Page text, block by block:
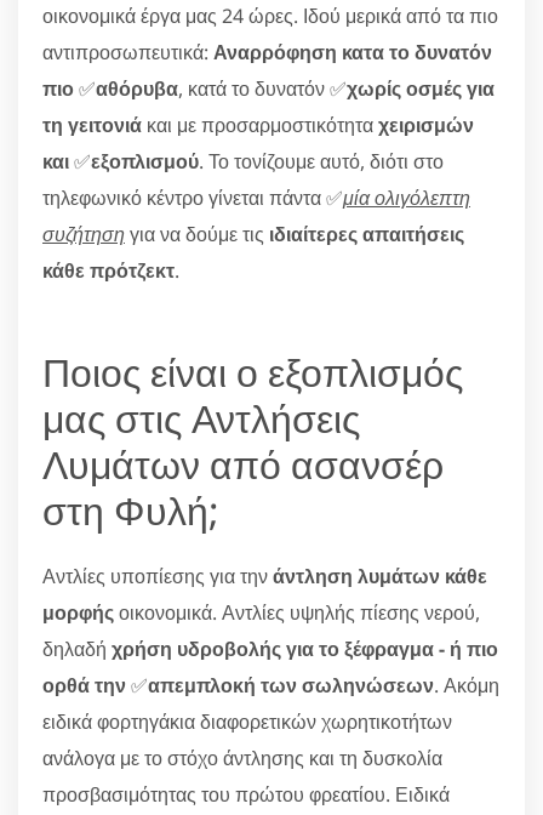
οικονομικά έργα μας 24 ώρες. Ιδού μερικά από τα πιο
αντιπροσωπευτικά: Αναρρόφηση κατα το δυνατόν
πιο✅αθόρυβα, κατά το δυνατόν ✅χωρίς οσμές για
τη γειτονιά και με προσαρμοστικότηταχειρισμών
και✅εξοπλισμού. Το τονίζουμε αυτό, διότι στο
τηλεφωνικό κέντρο γίνεται πάντα ✅μία ολιγόλεπτη
συζήτησηγια να δούμε τις ιδιαίτερες απαιτήσεις
κάθε πρότζεκτ.
Ποιος είναι ο εξοπλισμός
μας στις Αντλήσεις
Λυμάτων από ασανσέρ
στη Φυλή;
Αντλίες υποπίεσης για τηνάντληση λυμάτων κάθε
μορφήςοικονομικά. Αντλίες υψηλής πίεσης νερού,
δηλαδή χρήση υδροβολής για το ξέφραγμα - ή πιο
ορθά την✅απεμπλοκή των σωληνώσεων. Ακόμη
ειδικά φορτηγάκια διαφορετικών χωρητικοτήτων
ανάλογα με το στόχο άντλησης και τη δυσκολία
προσβασιμότητας του πρώτου φρεατίου. Ειδικά